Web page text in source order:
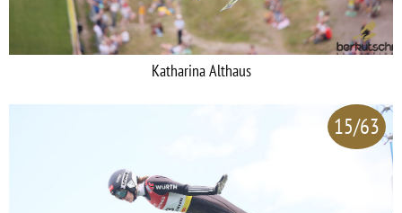
Katharina Althaus
15/63